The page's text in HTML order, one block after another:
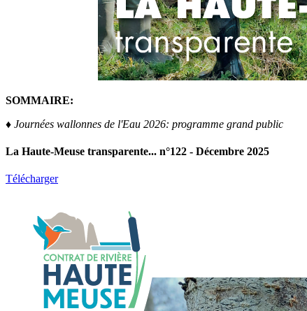
SOMMAIRE:
♦ Journées wallonnes de l'Eau 2026: programme grand public
La Haute-Meuse transparente... n°122 - Décembre 2025
Télécharger